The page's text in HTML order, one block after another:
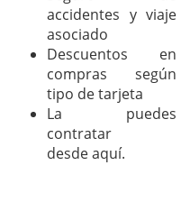
accidentes y viaje
asociado
Descuentos en
compras según
tipo de tarjeta
La puedes
contratar
desde aquí.